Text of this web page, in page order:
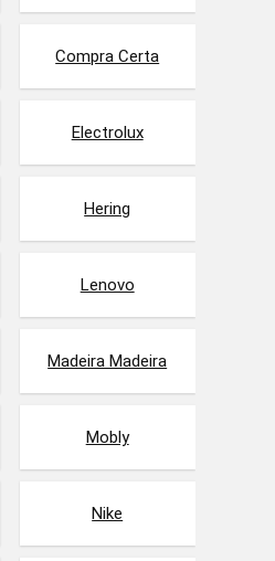
Compra Certa
Electrolux
Hering
Lenovo
Madeira Madeira
Mobly
Nike